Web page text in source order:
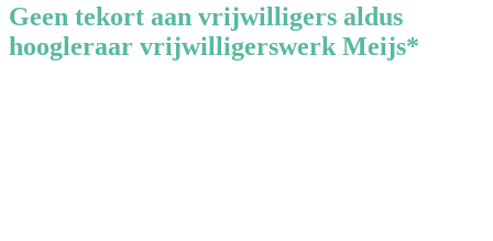
Geen tekort aan vrijwilligers aldus
hoogleraar vrijwilligerswerk Meijs*